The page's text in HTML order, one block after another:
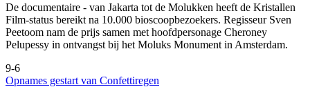
De documentaire - van Jakarta tot de Molukken heeft de Kristallen
Film-status bereikt na 10.000 bioscoopbezoekers. Regisseur Sven
Peetoom nam de prijs samen met hoofdpersonage Cheroney
Pelupessy in ontvangst bij het Moluks Monument in Amsterdam.
9-6
Opnames gestart van Confettiregen